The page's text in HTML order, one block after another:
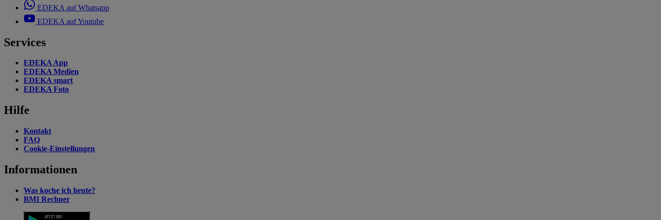
EDEKA auf Whatsapp
EDEKA auf Youtube
Services
EDEKA App
EDEKA Medien
EDEKA smart
EDEKA Foto
Hilfe
Kontakt
FAQ
Cookie-Einstellungen
Informationen
Was koche ich heute?
BMI Rechner